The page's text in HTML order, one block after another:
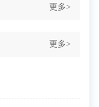
更多>
更多>